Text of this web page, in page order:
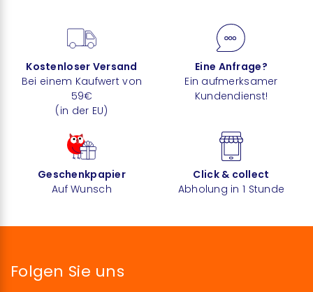
Kostenloser Versand
Bei einem Kaufwert von
59€
(in der EU)
Eine Anfrage?
Ein aufmerksamer
Kundendienst!
Geschenkpapier
Auf Wunsch
Click & collect
Abholung in 1 Stunde
Folgen Sie uns